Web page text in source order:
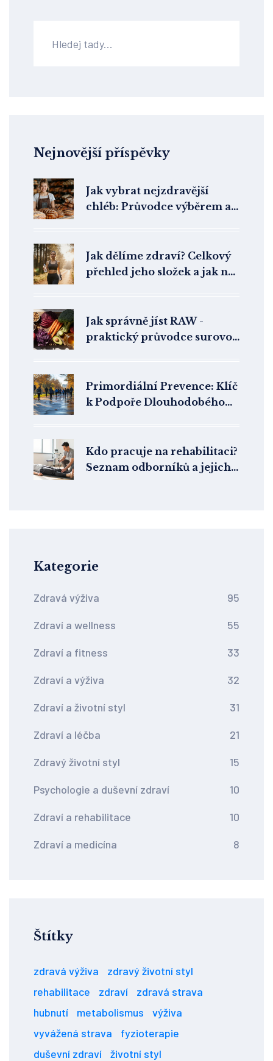
Nejnovější příspěvky
Jak vybrat nejzdravější
chléb: Průvodce výběrem a
Jak dělíme zdraví? Celkový
přehled jeho složek a jak na
Jak správně jíst RAW -
praktický průvodce surovou
Primordiální Prevence: Klíč
k Podpoře Dlouhodobého
Kdo pracuje na rehabilitaci?
Seznam odborníků a jejich
Kategorie
Zdravá výživa 95
Zdraví a wellness 55
Zdraví a fitness 33
Zdraví a výživa 32
Zdraví a životní styl 31
Zdraví a léčba 21
Zdravý životní styl 15
Psychologie a duševní zdraví 10
Zdraví a rehabilitace 10
Zdraví a medicína 8
Štítky
zdravá výživa
zdravý životní styl
rehabilitace
zdraví
zdravá strava
hubnutí
metabolismus
výživa
vyvážená strava
fyzioterapie
duševní zdraví
životní styl